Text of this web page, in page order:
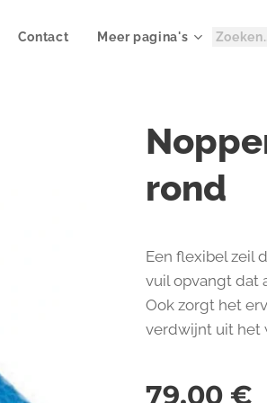
Contact Meer pagina's
rond
Een flexibel zeil
vuil opvangt dat
Ook zorgt het
verdwijnt uit het
79,00 €